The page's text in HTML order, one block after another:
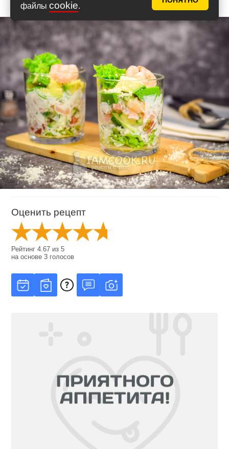
файлы cookie.
Оценить рецепт
Рейтинг4.67 из5
на основе3 голосов